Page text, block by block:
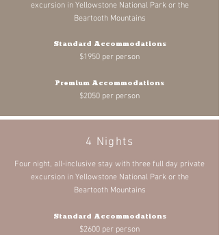
excursion in Yellowstone National Park or the
Beartooth Mountains
Standard Accommodations
$1950 per person
Premium Accommodations
$2050 per person
4 Nights
Four night, all-inclusive stay with three full day private
excursion in Yellowstone National Park or the
Beartooth Mountains
Standard Accommodations
$2600 per person